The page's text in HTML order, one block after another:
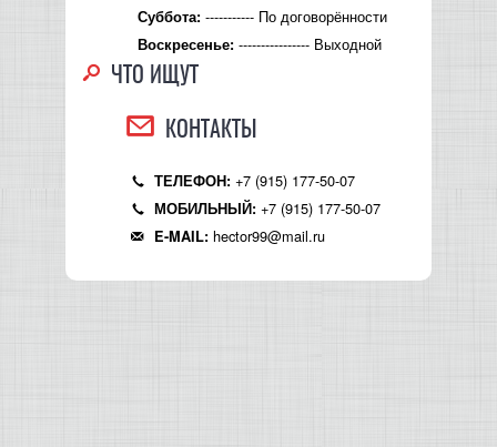
Суббота: ----------- По договорённости
Воскресенье: ---------------- Выходной
ЧТО ИЩУТ
КОНТАКТЫ
ТЕЛЕФОН: +7 (915) 177-50-07
МОБИЛЬНЫЙ: +7 (915) 177-50-07
E-MAIL: hector99@mail.ru